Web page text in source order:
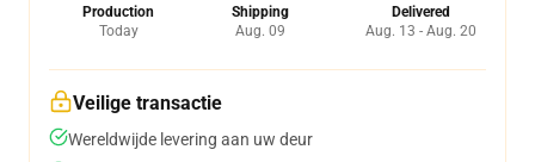
Production
Today
Shipping
Aug. 09
Delivered
Aug. 13 - Aug. 20
Veilige transactie
Wereldwijde levering aan uw deur